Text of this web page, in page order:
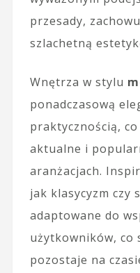
przesady,
szlachetną
Wnętrza w stylu
ponadczasową
praktycznością,
aktualne i
aranżacjach.
jak klasycyzm czy
adaptowane do
użytkowników, co
pozostaje na